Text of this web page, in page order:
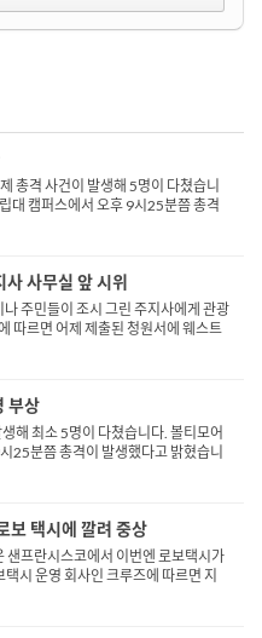
총격 사건이 발생해 5명이 다쳤습니
대 캠퍼스에서 오후 9시25분쯤 총격
다쳐 병원으로 이송됐지만 다행히 생
사 사무실 앞 시위
주민들이 조시 그린 주지사에게 관광
따르면 어제 제출된 청원서에 웨스트
들은 지난 8월 라하이나를 휩쓸고 간
부상
해 최소 5명이 다쳤습니다. 볼티모어
25분쯤 총격이 발생했다고 밝혔습니
만 다행히 생명엔 지장이 없으며, 이
보 택시에 깔려 중상
샌프란시스코에서 이번엔 로보택시가
시 운영 회사인 크루즈에 따르면 지
서 한 여성이 로보택시 아래에 깔린 채